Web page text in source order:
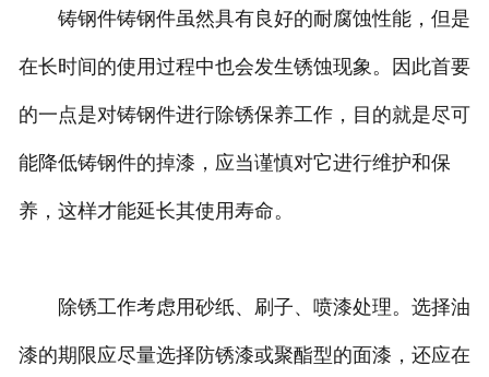
铸钢件铸钢件虽然具有良好的耐腐蚀性能，但是
在长时间的使用过程中也会发生锈蚀现象。因此首要
的一点是对铸钢件进行除锈保养工作，目的就是尽可
能降低铸钢件的掉漆，应当谨慎对它进行维护和保
养，这样才能延长其使用寿命。
除锈工作考虑用砂纸、刷子、喷漆处理。选择油
漆的期限应尽量选择防锈漆或聚酯型的面漆，还应在